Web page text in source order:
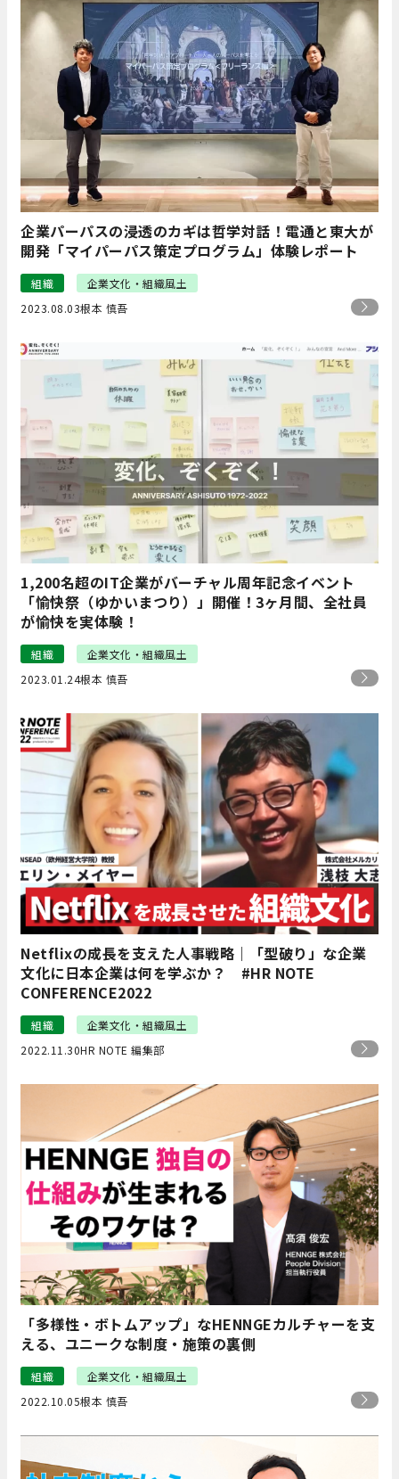
企業パーパスの浸透のカギは哲学対話！電通と東大が
開発「マイパーパス策定プログラム」体験レポート
組織
企業文化・組織風土
2023.08.03根本 慎吾
1,200名超のIT企業がバーチャル周年記念イベント
「愉快祭（ゆかいまつり）」開催！3ヶ月間、全社員
が愉快を実体験！
組織
企業文化・組織風土
2023.01.24根本 慎吾
Netflixの成長を支えた人事戦略｜「型破り」な企業
文化に日本企業は何を学ぶか？ #HR NOTE
CONFERENCE2022
組織
企業文化・組織風土
2022.11.30HR NOTE 編集部
「多様性・ボトムアップ」なHENNGEカルチャーを支
える、ユニークな制度・施策の裏側
組織
企業文化・組織風土
2022.10.05根本 慎吾